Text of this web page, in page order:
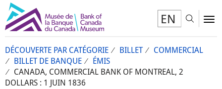
EN
DÉCOUVERTE PAR CATÉGORIE BILLET
COMMERCIAL
BILLET DE BANQUE
ÉMIS
CANADA, COMMERCIAL BANK OF MONTREAL, 2
DOLLARS : 1 JUIN 1836